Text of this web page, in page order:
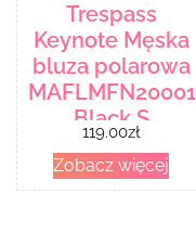
Trespass
Keynote Męska
bluza polarowa
MAFLMFN20001
Black S
119.00zł
Zobacz więcej